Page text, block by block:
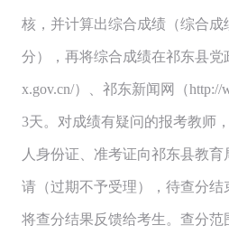
核，并计算出综合成绩（综合成
分），再将综合成绩在祁东县党
x.gov.cn/）、祁东新闻网（http://
3天。对成绩有疑问的报考教师
人身份证、准考证向祁东县教
请（过期不予受理），待查分
将查分结果反馈给考生。查分范